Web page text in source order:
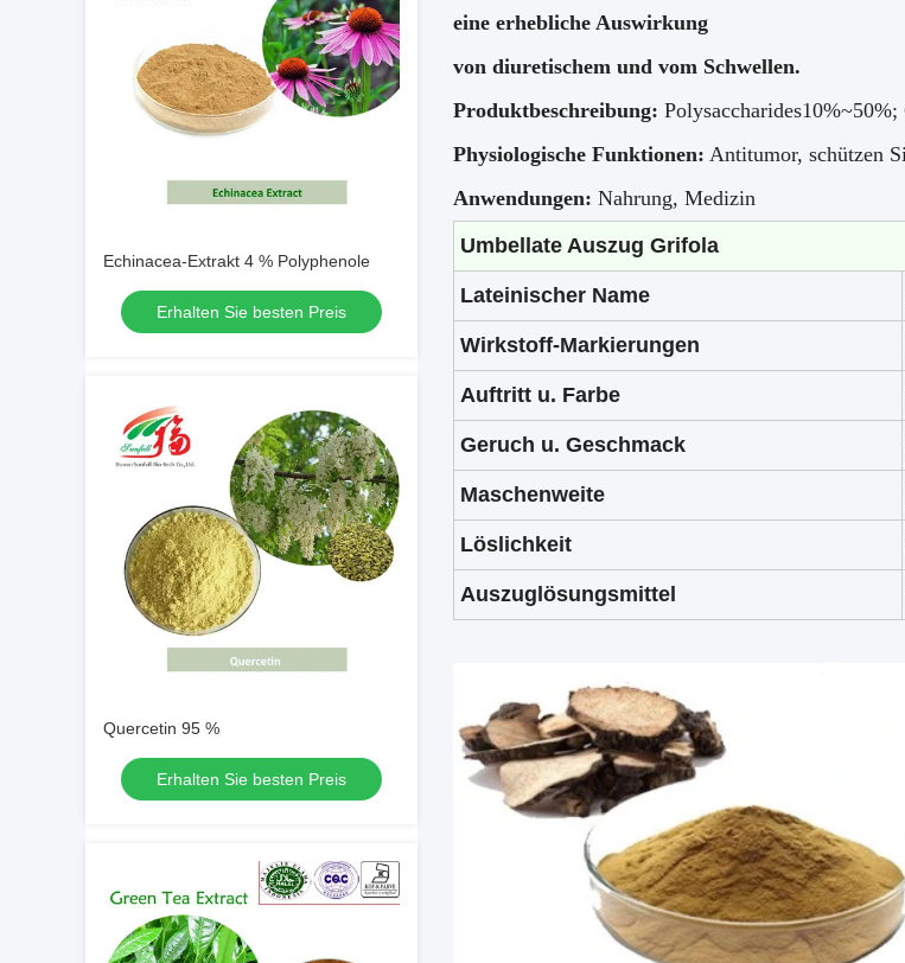
Echinacea-Extrakt 4 % Polyphenole
Erhalten Sie besten Preis
Quercetin 95 %
Erhalten Sie besten Preis
eine erhebliche Auswirkung
von diuretischem und vom Schwellen.
Produktbeschreibung: Polysaccharides10%~50%;
Physiologische Funktionen: Antitumor, schützen
Anwendungen: Nahrung, Medizin
Umbellate Auszug Grifola
Lateinischer Name
Wirkstoff-Markierungen
Auftritt u. Farbe
Geruch u. Geschmack
Maschenweite
Löslichkeit
Auszuglösungsmittel